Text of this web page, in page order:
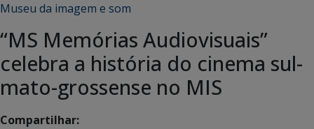
Museu da imagem e som
“MS Memórias Audiovisuais”
celebra a história do cinema sul-
mato-grossense no MIS
Compartilhar: